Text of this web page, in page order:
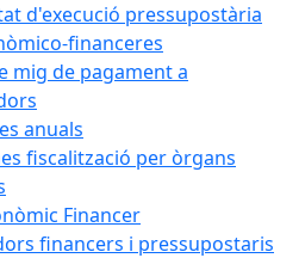
d'execució pressupostària
financeres
mig de pagament a
anuals
fiscalització per òrgans
Financer
financers i pressupostaris